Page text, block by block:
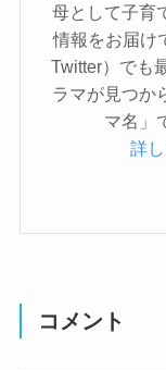
母として子育
情報をお届け
Twitter）でも
ラマが見つか
マ名」
詳
コメント